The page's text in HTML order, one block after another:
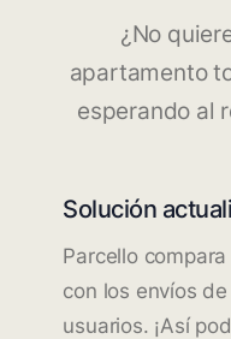
¿No
apartamento
esperando al
Solución
Parcello
con los envíos
usuarios. ¡Así